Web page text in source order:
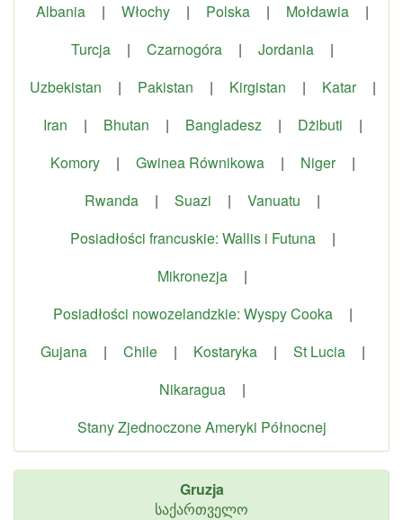
Albania | Włochy | Polska | Mołdawia
|
Turcja
| Czarnogóra | Jordania
|
Uzbekistan
| Pakistan | Kirgistan | Katar
|
Iran
| Bhutan | Bangladesz | Dżibuti
|
Komory
| Gwinea Równikowa | Niger
|
Rwanda
| Suazi | Vanuatu
|
Posiadłości francuskie: Wallis i Futuna
|
Mikronezja
|
Posiadłości nowozelandzkie: Wyspy Cooka
|
Gujana
| Chile | Kostaryka | St Lucia
|
Nikaragua
|
Stany Zjednoczone Ameryki Północnej
Gruzja
საქართველო